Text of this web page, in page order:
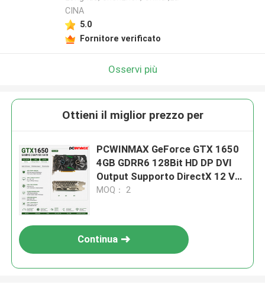
CINA
5.0
Fornitore verificato
Osservi più
Ottieni il miglior prezzo per
PCWINMAX GeForce GTX 1650
4GB GDRR6 128Bit HD DP DVI
Output Supporto DirectX 12 VR
Ready OC Scheda grafica
MOQ： 2
Continua